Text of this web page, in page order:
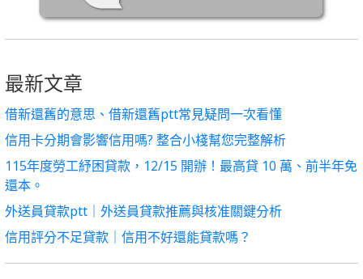
最新文章
借新還舊的意思、借新還舊ptt常見疑問一次看懂
信用卡分期會影響信用嗎? 整合小棧幫您完整解析
115年度勞工紓困貸款，12/15 開辦！最高貸 10 萬、前半年免
還本。
外送員貸款ptt｜外送員貸款推薦與核准關鍵分析
信用評分不足貸款｜信用不好還能貸款嗎？